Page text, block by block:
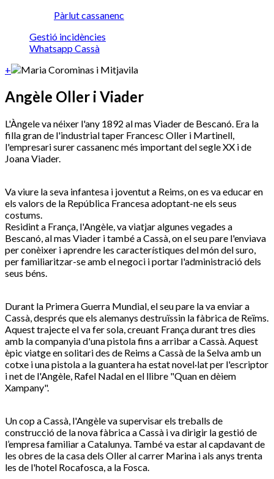
Pàrlut cassanenc
Gestió incidències
Whatsapp Cassà
+
Angèle Oller i Viader
L'Àngele va néixer l'any 1892 al mas Viader de Bescanó. Era la
filla gran de l'industrial taper Francesc Oller i Martinell,
l'empresari surer cassanenc més important del segle XX i de
Joana Viader.
Va viure la seva infantesa i joventut a Reims, on es va educar en
els valors de la República Francesa adoptant-ne els seus
costums.
Residint a França, l'Angèle, va viatjar algunes vegades a
Bescanó, al mas Viader i també a Cassà, on el seu pare l'enviava
per conèixer i aprendre les característiques del món del suro,
per familiaritzar-se amb el negoci i portar l'administració dels
seus béns.
Durant la Primera Guerra Mundial, el seu pare la va enviar a
Cassà, després que els alemanys destruïssin la fàbrica de Reïms.
Aquest trajecte el va fer sola, creuant França durant tres dies
amb la companyia d'una pistola fins a arribar a Cassà. Aquest
èpic viatge en solitari des de Reims a Cassà de la Selva amb un
cotxe i una pistola a la guantera ha estat novel·lat per l'escriptor
i net de l'Angèle, Rafel Nadal en el llibre "Quan en dèiem
Xampany".
Un cop a Cassà, l'Angèle va supervisar els treballs de
construcció de la nova fàbrica a Cassà i va dirigir la gestió de
l’empresa familiar a Catalunya. També va estar al capdavant de
les obres de la casa dels Oller al carrer Marina i als anys trenta
les de l'hotel Rocafosca, a la Fosca.